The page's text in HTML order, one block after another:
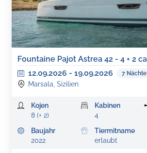
Fountaine Pajot Astrea 42 - 4 + 2
12.09.2026 - 19.09.2026 7 Nächte
Marsala, Sizilien
Kojen
8 (+ 2)
Kabinen
4
Baujahr
2022
Tiermitname
erlaubt